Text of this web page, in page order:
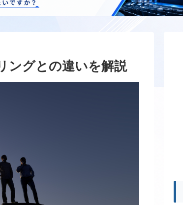
ングとの違いを解説